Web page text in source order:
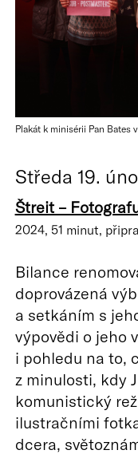
Plakát k minisérii Pan Bates
Středa 19.
Štreit –
2024, 51 minut,
Bilance
doprovázená
a setkáním s
výpovědi o jeho
i pohledu na to,
z minulosti, kdy
komunistický
ilustračními
dcera,